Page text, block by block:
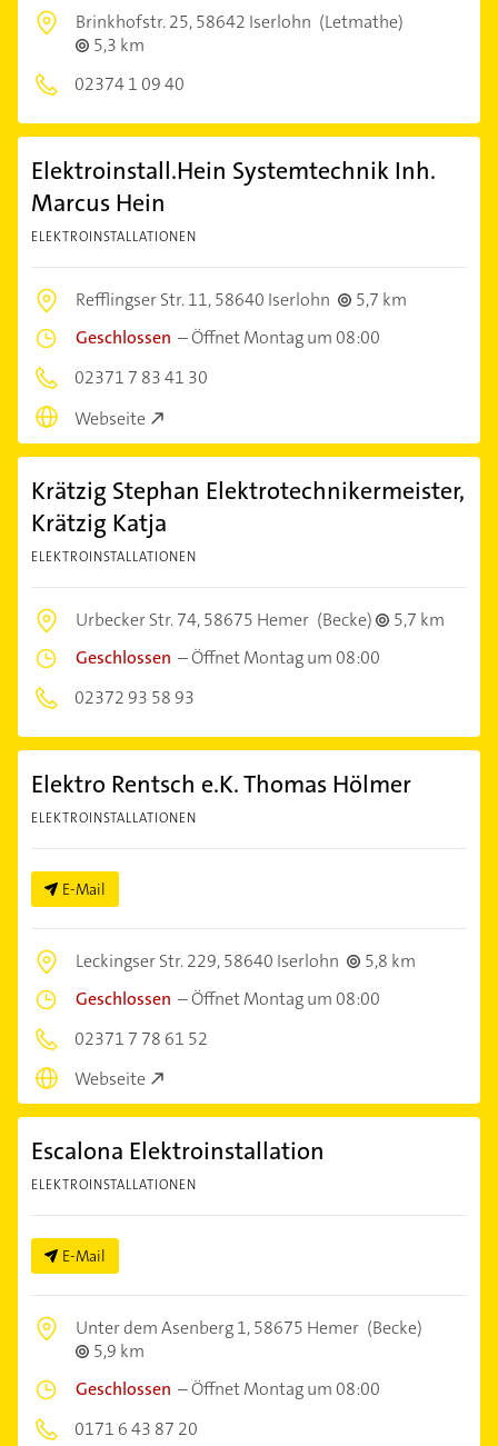
Brinkhofstr. 25,58642 Iserlohn (Letmathe)
5,3 km
02374 1 09 40
Elektroinstall.Hein Systemtechnik Inh.
Marcus Hein
ELEKTROINSTALLATIONEN
Refflingser Str. 11,58640 Iserlohn
5,7 km
Geschlossen –Öffnet Montag um 08:00
02371 7 83 41 30
Webseite
Krätzig Stephan Elektrotechnikermeister,
Krätzig Katja
ELEKTROINSTALLATIONEN
Urbecker Str. 74,58675 Hemer (Becke)
5,7 km
Geschlossen –Öffnet Montag um 08:00
02372 93 58 93
Elektro Rentsch e.K. Thomas Hölmer
ELEKTROINSTALLATIONEN
E-Mail
Leckingser Str. 229,58640 Iserlohn
5,8 km
Geschlossen –Öffnet Montag um 08:00
02371 7 78 61 52
Webseite
Escalona Elektroinstallation
ELEKTROINSTALLATIONEN
E-Mail
Unter dem Asenberg 1,58675 Hemer (Becke)
5,9 km
Geschlossen –Öffnet Montag um 08:00
0171 6 43 87 20